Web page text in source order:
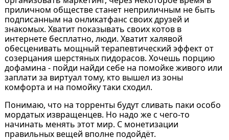
приличном обществе станет неприличным не быть
подписанным на онликатфанс своих друзей и
знакомых. Хватит показывать своих котов в
интернете бесплатно, люди. Хватит халявой
обесценивать мощный терапевтический эффект от
созерцания шерстяных пидорасов. Хочешь порцию
дофамина - пойди найди себе на помойке живого или
заплати за виртуал тому, кто вышел из зоны
комфорта и на помойку таки сходил.
Понимаю, что на торренты будут сливать паки особо
мордатых извращенцев. Но надо же с чего-то
начинать менять этот мир. С монетизации
правильных вещей вполне подойдёт.